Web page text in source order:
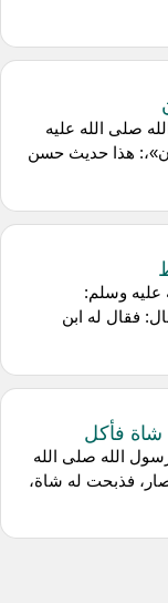
صلى الله عليه
هذا حديث حسن
عليه وسلم:
فقال له ابن
شاة فأكل
الله صلى الله
فذبحت له شاة،